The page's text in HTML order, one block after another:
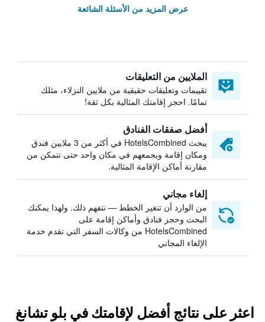
عرض المزيد من الأسئلة الشائعة
الملايين من التعليقات
تقييمات وتعليقات حقيقية من ملايين النزلاء، مثلك
تمامًا. احجز إقامتك المثالية بكل ثقة!
أفضل صفقات الفنادق
يبحث HotelsCombined في أكثر من 3 ملايين فندق
ومكان إقامة ويجمعهم في مكان واحد حتى تتمكن من
مقارنة أماكن الإقامة المثالية.
إلغاء مجاني
من الوارد أن تتغير الخطط — نتفهم ذلك. ولهذا يمكنك
البحث وحجز فنادق وأماكن إقامة على
HotelsCombined من وكالات السفر التي تقدم خدمة
الإلغاء المجاني
اعثر على نتائج أفضل لإقامتك في بلو تشانغ